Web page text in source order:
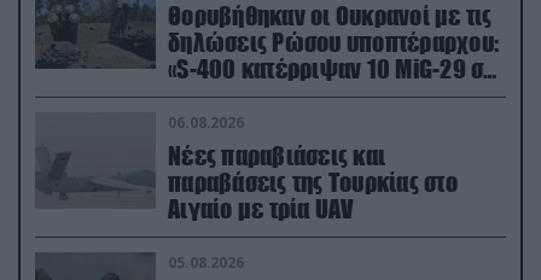
Θορυβήθηκαν οι Ουκρανοί με τις
δηλώσεις Ρώσου υποπτέραρχου:
«S-400 κατέρριψαν 10 MiG-29 σε
μόλις μια μέρα!»
06.08.2026
Νέες παραβιάσεις και
παραβάσεις της Τουρκίας στο
Αιγαίο με τρία UAV
05.08.2026